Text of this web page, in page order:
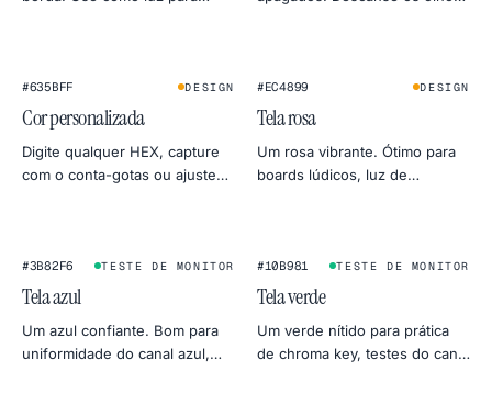
monitor.
★
#635BFF DESIGN
Cor personalizada
Digite qualquer HEX, capture
com o conta-gotas ou ajuste
#EC4899 DESIGN
Tela rosa
Um rosa vibrante. Ótimo para
boards lúdicos, luz de
#3B82F6 TESTE DE MONITOR
Tela azul
Um azul confiante. Bom para
uniformidade do canal azul,
#10B981 TESTE DE MONITOR
Tela verde
Um verde nítido para prática
de chroma key, testes do canal